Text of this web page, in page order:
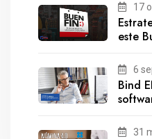
17
este
6
Bind
31